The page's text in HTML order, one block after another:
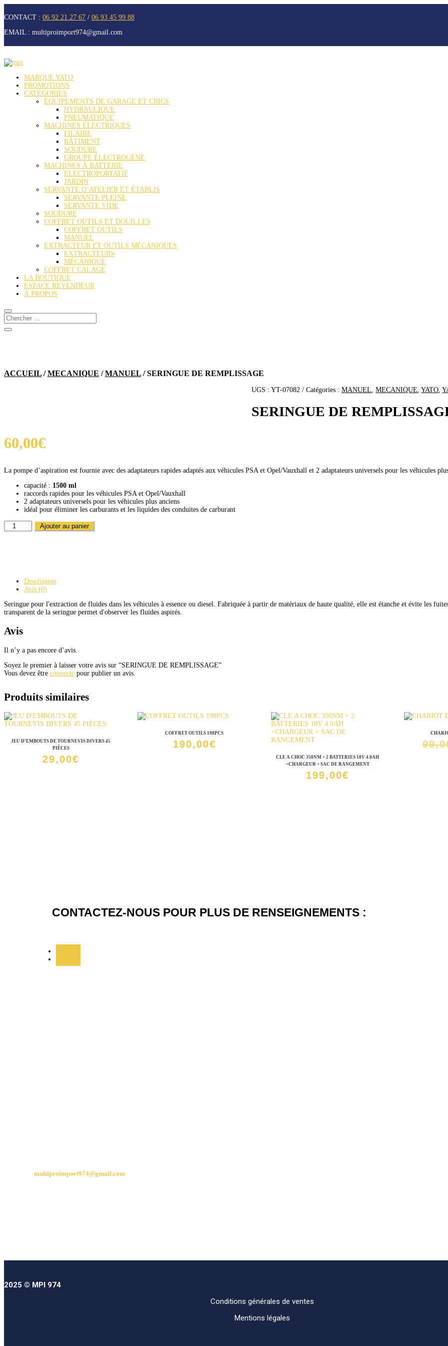
CONTACT : 06 92 21 27 67 / 06 93 45 99 88
EMAIL : multiproimport974@gmail.com
MARQUE YATO
PROMOTIONS
CATÉGORIES
ÉQUIPEMENTS DE GARAGE ET CRICS
HYDRAULIQUE
PNEUMATIQUE
MACHINES ÉLECTRIQUES
FILAIRE
BÂTIMENT
SOUDURE
GROUPE ÉLECTROGÈNE
MACHINES À BATTERIE
ELECTROPORTATIF
JARDIN
SERVANTE D’ATELIER ET ÉTABLIS
SERVANTE PLEINE
SERVANTE VIDE
SOUDURE
COFFRET OUTILS ET DOUILLES
COFFRET OUTILS
MANUEL
EXTRACTEUR ET OUTILS MÉCANIQUES
EXTRACTEURS
MÉCANIQUE
COFFRET CALAGE
LA BOUTIQUE
ESPACE REVENDEUR
À PROPOS
ACCUEIL /MECANIQUE /MANUEL / SERINGUE DE REMPLISSAGE
UGS :YT-07082 Catégories :MANUEL,MECANIQUE,YATO,
SERINGUE DE
60,00€
La pompe d’aspiration est fournie avec des adaptateurs rapides adaptés aux véhicules PSA et Opel/Vauxhall et 2 adaptateurs universels pour les véhicules
capacité : 1500 ml
raccords rapides pour les véhicules PSA et Opel/Vauxhall
2 adaptateurs universels pour les véhicules plus anciens
idéal pour éliminer les carburants et les liquides des conduites de carburant
QUANTITÉ
DE
Ajouter au panier
Description
Avis (0)
Seringue pour l'extraction de fluides dans les véhicules à essence ou diesel. Fabriquée à partir de matériaux de haute qualité, elle est étanche et évite les
transparent de la seringue permet d'observer les fluides aspirés.
Avis
Il n’y a pas encore d’avis.
Soyez le premier à laisser votre avis sur “SERINGUE DE REMPLISSAGE”
Vous devez être connecté pour publier un avis.
Produits similaires
JEU D’EMBOUTS DE TOURNEVIS DIVERS 45
PIÈCES
29,00€
COFFRET OUTILS 198PCS
190,00€
CLE A CHOC 350NM + 2 BATTERIES 18V 4.0AH
+CHARGEUR + SAC DE RANGEMENT
199,00€
CONTACTEZ-NOUS POUR PLUS DE RENSEIGNEMENTS :
multiproimport974@gmail.com
2025 © MPI 974
Conditions générales de ventes
Mentions légales